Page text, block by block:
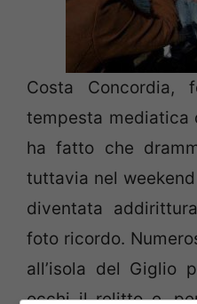
Costa Concordia,
tempesta mediatica
ha fatto che
tuttavia nel
diventata
foto ricordo.
all’isola del Giglio
occhi il relitto e,